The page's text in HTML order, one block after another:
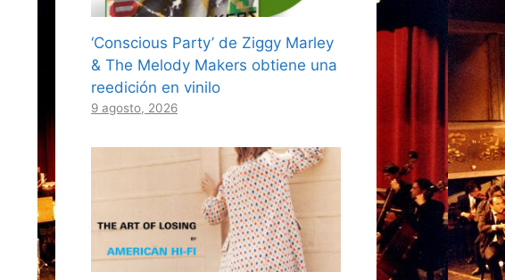
‘Conscious Party’ de Ziggy Marley
& The Melody Makers obtiene una
reedición en vinilo
9 agosto, 2026